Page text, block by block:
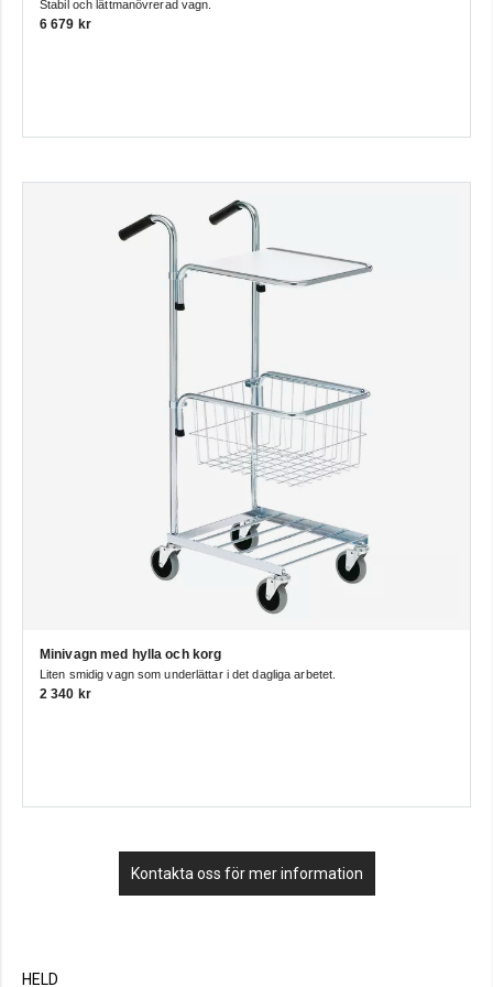
HELD
Stabil och lättmanövrerad vagn.
6 679 kr
Minivagn med hylla och korg
Liten smidig vagn som underlättar i det dagliga arbetet.
2 340 kr
Kontakta oss för mer information